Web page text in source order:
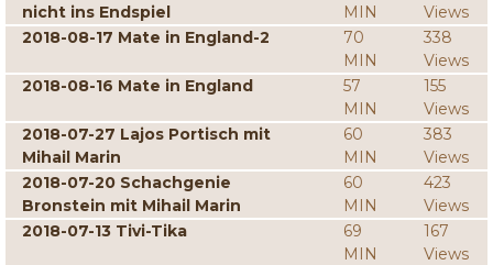
nicht ins Endspiel
MIN
Views
2018-08-17 Mate in England-2
70
MIN
338
Views
2018-08-16 Mate in England
57
MIN
155
Views
2018-07-27 Lajos Portisch mit
Mihail Marin
60
MIN
383
Views
2018-07-20 Schachgenie
Bronstein mit Mihail Marin
60
MIN
423
Views
2018-07-13 Tivi-Tika
69
MIN
167
Views